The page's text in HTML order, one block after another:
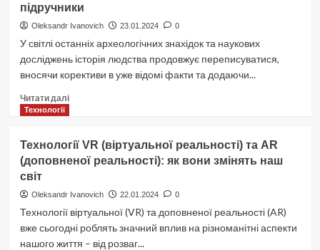
медицині:
майбутнє
підручники
Oleksandr Ivanovich 23.01.2024 0
У світлі останніх археологічних знахідок та наукових
досліджень історія людства продовжує переписуватися,
вносячи корективи в уже відомі факти та додаючи...
Читати даліДокладніше
нові
відкриття,
змінюють
Технології
Технології VR (віртуальної реальності) та AR
(доповненої реальності): як вони змінять наш
світ
Oleksandr Ivanovich 22.01.2024 0
Технології віртуальної (VR) та доповненої реальності (AR)
вже сьогодні роблять значний вплив на різноманітні аспекти
нашого життя – від розваг...